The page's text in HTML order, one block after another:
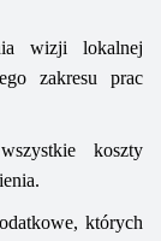
wizji lokalnej
zakresu prac
koszty
których